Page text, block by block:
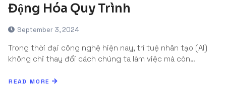
Động Hóa Quy Trình
September 3, 2024
Trong thời đại công nghệ hiện nay, trí tuệ nhân tạo (AI)
không chỉ thay đổi cách chúng ta làm việc mà còn…
READ MORE